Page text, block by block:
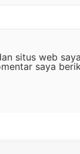
situs web
saya